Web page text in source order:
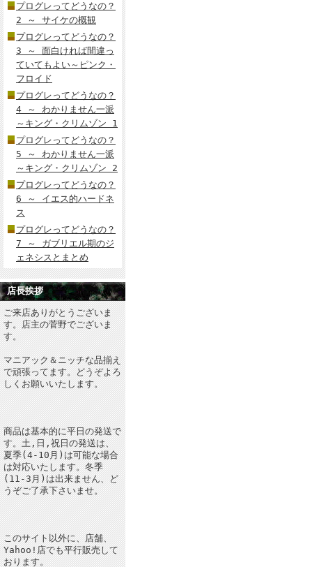
プログレってどうなの？
2 ～ サイケの概観
プログレってどうなの？
3 ～ 面白ければ間違っ
ていてもよい～ピンク・
フロイド
プログレってどうなの？
4 ～ わかりません一派
～キング・クリムゾン 1
プログレってどうなの？
5 ～ わかりません一派
～キング・クリムゾン 2
プログレってどうなの？
6 ～ イエス的ハードネ
ス
プログレってどうなの？
7 ～ ガブリエル期のジ
ェネシスとまとめ
店長挨拶
ご来店ありがとうございま
す。店主の菅野でございま
す。
マニアック＆ニッチな品揃え
で頑張ってます。どうぞよろ
しくお願いいたします。
商品は基本的に平日の発送で
す。土,日,祝日の発送は、
夏季(4-10月)は可能な場合
は対応いたします。冬季
(11-3月)は出来ません、ど
うぞご了承下さいませ。
このサイト以外に、店舗、
Yahoo!店でも平行販売して
おります。